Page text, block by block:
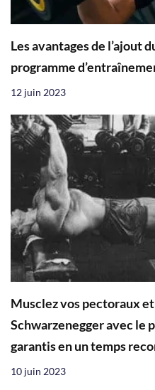
Les avantages de l’ajout
programme
12 juin 2023
Musclez vos pectoraux
Schwarzenegger avec le
garantis en un temps
10 juin 2023